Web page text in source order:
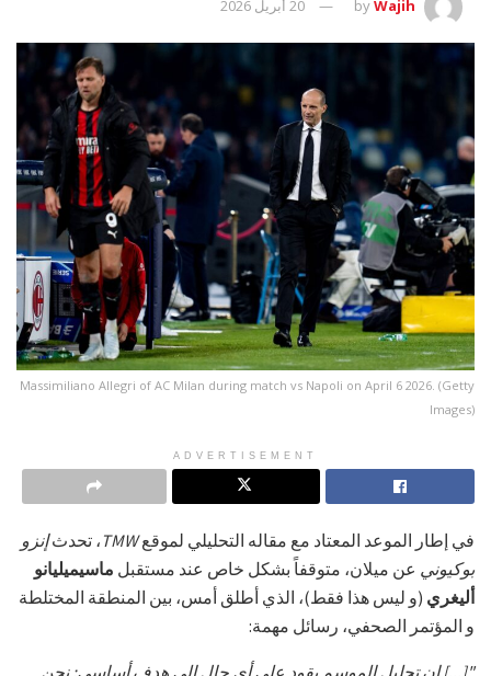
byWajih 20 أبريل 2026
Massimiliano Allegri of AC Milan during match vs Napoli on April 6 2026. (Getty
Images)
ADVERTISEMENT
في إطار الموعد المعتاد مع مقاله التحليلي لموقعTMW ، تحدثإنزو
بوكيوني عن ميلان، متوقفاً بشكل خاص عند مستقبل ماسيميليانو
أليغري (و ليس هذا فقط)، الذي أطلق أمس، بين المنطقة المختلطة
و المؤتمر الصحفي، رسائل مهمة:
"[...] إن تحليل الموسم يقود على أي حال إلى هدف أساسي: نحن